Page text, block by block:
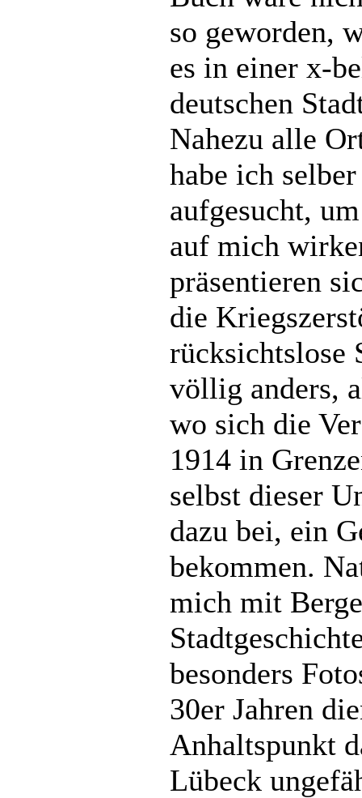
so geworden,
es in einer x-
deutschen
Nahezu alle
habe ich
aufgesucht,
auf mich
präsentieren
die
rücksichtslose
völlig anders,
wo sich die
1914 in
selbst dieser
dazu bei, ein
bekommen.
mich mit
besonders
30er Jahren
Anhaltspunkt
Lübeck